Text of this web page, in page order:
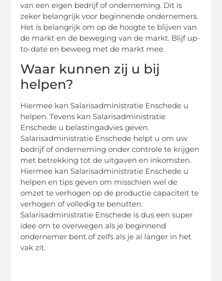
van een eigen bedrijf of onderneming. Dit is
zeker belangrijk voor beginnende ondernemers.
Het is belangrijk om op de hoogte te blijven van
de markt en de beweging van de markt. Blijf up-
to-date en beweeg met de markt mee.
Waar kunnen zij u bij
helpen?
Hiermee kan Salarisadministratie Enschede u
helpen. Tevens kan Salarisadministratie
Enschede u belastingadvies geven.
Salarisadministratie Enschede helpt u om uw
bedrijf of onderneming onder controle te krijgen
met betrekking tot de uitgaven en inkomsten.
Hiermee kan Salarisadministratie Enschede u
helpen en tips geven om misschien wel de
omzet te verhogen op de productie capaciteit te
verhogen of volledig te benutten.
Salarisadministratie Enschede is dus een super
idee om te overwegen als je beginnend
ondernemer bent of zelfs als je al langer in het
vak zit.